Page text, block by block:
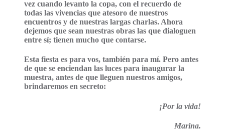
vez cuando levanto la copa, con el recuerdo de
todas las vivencias que atesoro de nuestros
encuentros y de nuestras largas charlas. Ahora
dejemos que sean nuestras obras las que dialoguen
entre sí; tienen mucho que contarse.
Esta fiesta es para vos, también para mí. Pero antes
de que se enciendan las luces para inaugurar la
muestra, antes de que lleguen nuestros amigos,
brindaremos en secreto:
¡Por la vida!
Marina.